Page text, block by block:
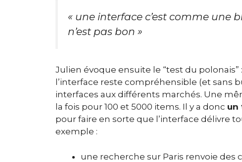
« une interface c’est comme une
n’est pas bon »
Julien évoque ensuite le “test du
l’interface reste compréhensible (et sans
interfaces aux différents marchés. Une
la fois pour 100 et 5000 items. Il y a donc un
pour faire en sorte que l’interface délivre
exemple :
une recherche sur Paris renvoie des